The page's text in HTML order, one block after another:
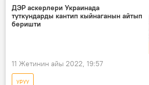
кеңеш
ДЭР аскерлери Украинада
туткундарды кантип кыйнаганын айтып
беришти
11 Жетинин айы 2022, 19:57
уруу